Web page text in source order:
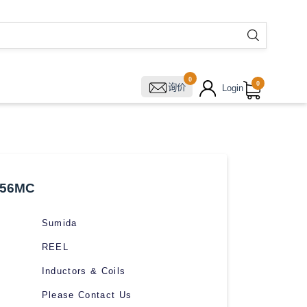
0
询价 Login 0
Sumida
REEL
Inductors & Coils
Please Contact Us